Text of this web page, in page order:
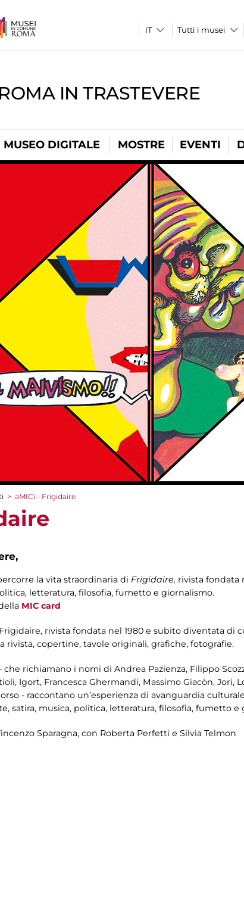
Tutti i musei
IN TRASTEVERE
MUSEO DIGITALE MOSTRE EVENTI
> aMICi - Frigidaire
la vita straordinaria di Frigidaire, rivista fondata
letteratura, filosofia, fumetto e giornalismo.
MIC card
rivista fondata nel 1980 e subito diventata di
rivista, copertine, tavole originali, grafiche, fotografie.
richiamano i nomi di Andrea Pazienza, Filippo
Igort, Francesca Ghermandi, Massimo Giacòn,
- raccontano un’esperienza di avanguardia
satira, musica, politica, letteratura, filosofia, fumetto e
Sparagna, con Roberta Perfetti e Silvia Telmon